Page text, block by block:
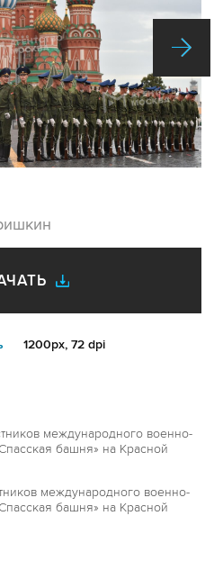
1200px, 72 dpi
международного военно-
башня» на Красной
международного военно-
башня» на Красной